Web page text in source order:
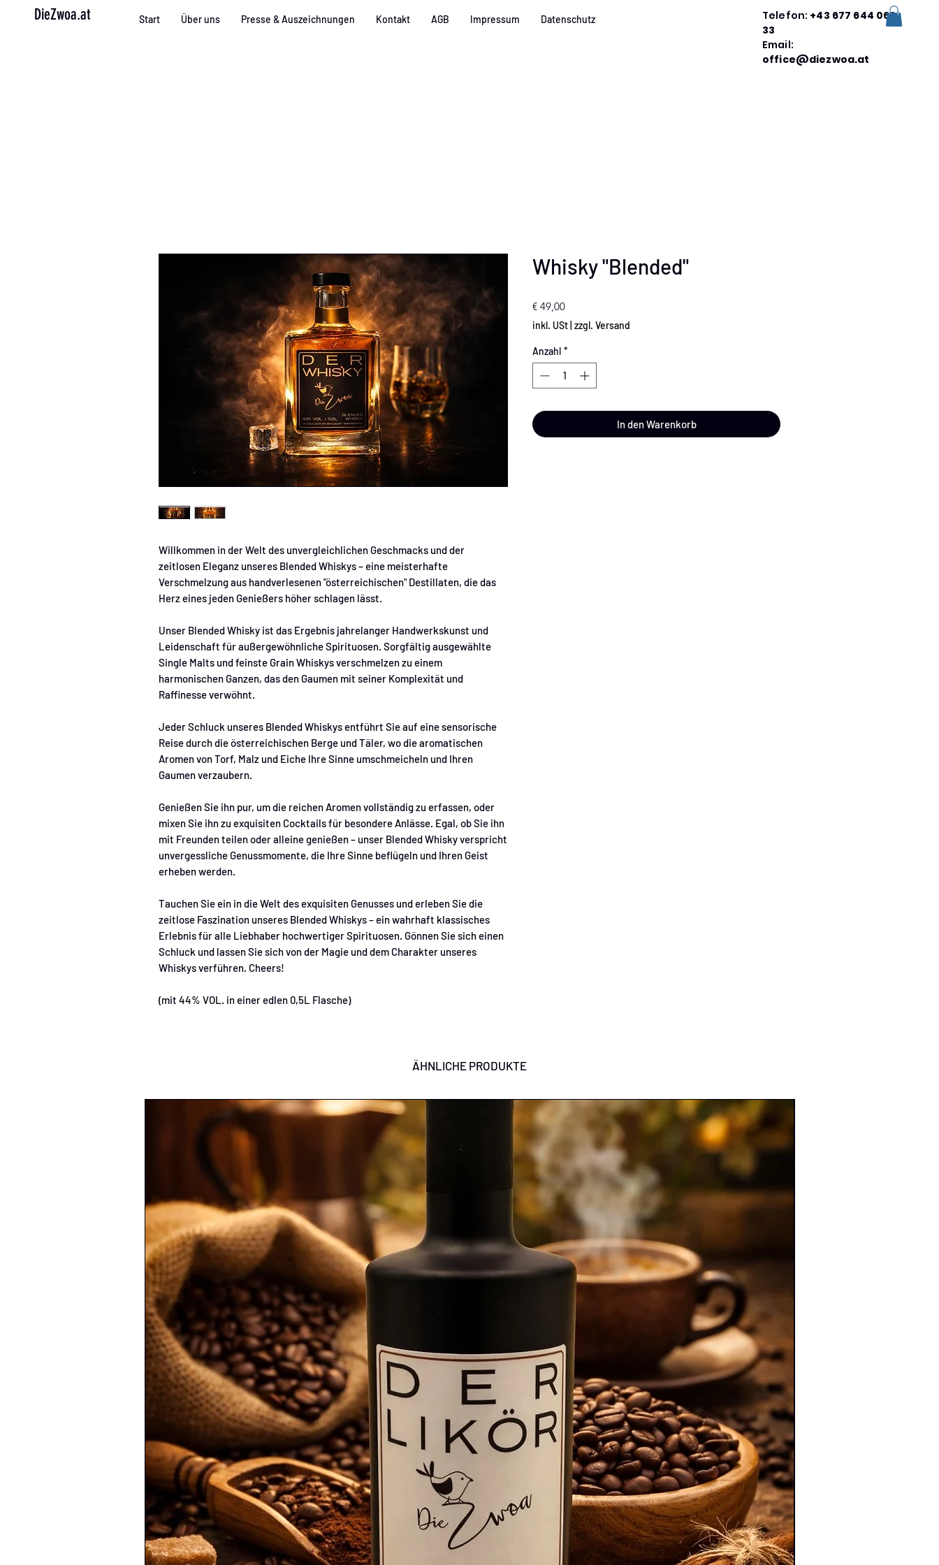
DieZwoa.at Start Über uns Presse & Auszeichnungen Kontakt AGB Impressum Datenschutz Telefon: +43 677 644 069
33
Email:
office@diezwoa.at
Willkommen in der Welt des unvergleichlichen Geschmacks und der
zeitlosen Eleganz unseres Blended Whiskys – eine meisterhafte
Verschmelzung aus handverlesenen "österreichischen" Destillaten, die das
Herz eines jeden Genießers höher schlagen lässt.
Unser Blended Whisky ist das Ergebnis jahrelanger Handwerkskunst und
Leidenschaft für außergewöhnliche Spirituosen. Sorgfältig ausgewählte
Single Malts und feinste Grain Whiskys verschmelzen zu einem
harmonischen Ganzen, das den Gaumen mit seiner Komplexität und
Raffinesse verwöhnt.
Jeder Schluck unseres Blended Whiskys entführt Sie auf eine sensorische
Reise durch die österreichischen Berge und Täler, wo die aromatischen
Aromen von Torf, Malz und Eiche Ihre Sinne umschmeicheln und Ihren
Gaumen verzaubern.
Genießen Sie ihn pur, um die reichen Aromen vollständig zu erfassen, oder
mixen Sie ihn zu exquisiten Cocktails für besondere Anlässe. Egal, ob Sie ihn
mit Freunden teilen oder alleine genießen – unser Blended Whisky verspricht
unvergessliche Genussmomente, die Ihre Sinne beflügeln und Ihren Geist
erheben werden.
Tauchen Sie ein in die Welt des exquisiten Genusses und erleben Sie die
zeitlose Faszination unseres Blended Whiskys – ein wahrhaft klassisches
Erlebnis für alle Liebhaber hochwertiger Spirituosen. Gönnen Sie sich einen
Schluck und lassen Sie sich von der Magie und dem Charakter unseres
Whiskys verführen. Cheers!
(mit 44% VOL. in einer edlen 0,5L Flasche)
Whisky "Blended"
€ 49,00Preis
inkl. USt zzgl. Versand
Anzahl *
In den Warenkorb
ÄHNLICHE PRODUKTE